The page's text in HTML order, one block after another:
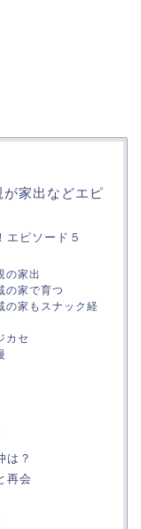
家出などエピ
エピソード５
の家出
の家で育つ
の家もスナック経
カセ
は？
再会